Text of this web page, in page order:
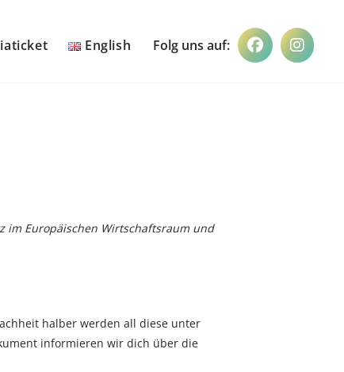
English
im Europäischen Wirtschaftsraum und
halber werden all diese unter
informieren wir dich über die